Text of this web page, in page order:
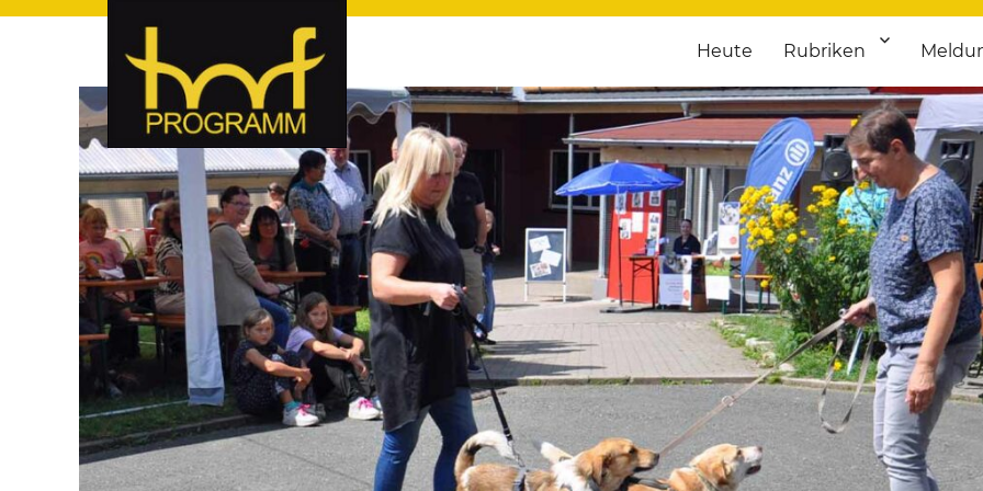
hof-programm – das Veranstaltungsportal für
hof-programm – das Veranstaltungsportal für Hof und Hochfranken. Täglich aktuelle Termine von Kultur bis Sport, von
Heute Rubriken